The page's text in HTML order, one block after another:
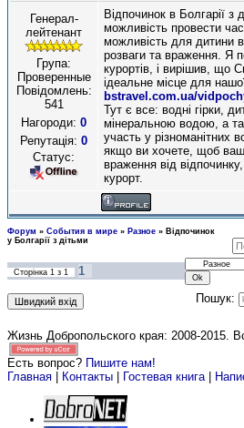
Генерал-
лейтенант
Група:
Проверенные
Повідомлень:
541
Нагороди: 0
Репутація: 0
Статус:
Відпочинок в Болгарії
можливість провести
можливість для дитини
розваги та враження. Я
курортів, і вирішив, що
ідеальне місце для
bstravel.com.ua/
Тут є все: водні гірки,
мінеральною водою, а
участь у різноманітних
якщо ви хочете, щоб
враження від
курорт.
Форум » События в мире » Разное » Відпочинок
у Болгарії з дітьми
Сторінка 1 з 1
1
Пошук:
Жизнь Добропольского края: 2008-2015.
Есть вопрос? Пишите нам!
Главная
Контакты Гостевая книга|